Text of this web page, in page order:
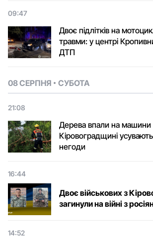
09:47
Двоє підлітків на
травми: у центрі
ДТП
08 СЕРПНЯ СУБОТА
21:08
Дерева впали на машини
Кіровоградщині
негоди
16:44
Двоє військових з
загинули на війні з
14:52